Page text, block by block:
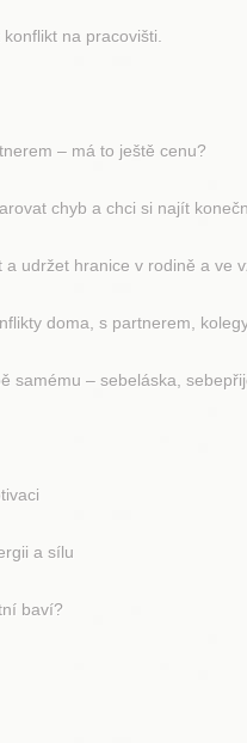
na pracovišti.
– má to ještě cenu?
chyb a chci si najít
hranice v rodině a ve
doma, s partnerem,
– sebeláska,
a sílu
baví?